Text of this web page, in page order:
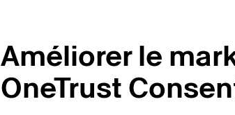
Améliorer le
OneTrust